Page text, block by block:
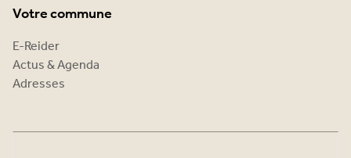
Votre commune
E-Reider
Actus & Agenda
Adresses